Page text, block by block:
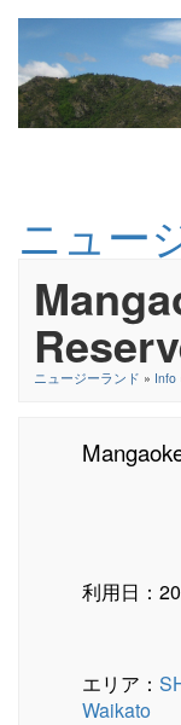
ニュー
ニュージーランド » Info
利用日：
エリア：
Waikato